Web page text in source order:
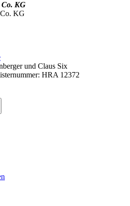
Co. KG
KG
und Claus Six
HRA 12372